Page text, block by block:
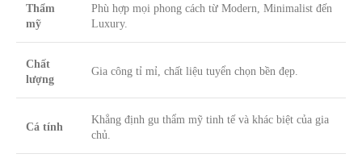
Thẩm
mỹ
Phù hợp mọi phong cách từ Modern, Minimalist đến
Luxury.
Chất
lượng
Gia công tỉ mỉ, chất liệu tuyển chọn bền đẹp.
Cá tính
Khẳng định gu thẩm mỹ tinh tế và khác biệt của gia
chủ.